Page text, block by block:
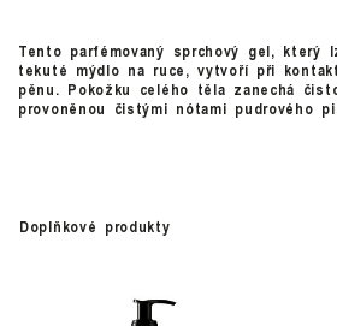
Tento parfémovaný sprchový gel, který
tekuté mýdlo na ruce, vytvoří při
pěnu. Pokožku celého těla zanechá
provoněnou čistými nótami pudrového
Doplňkové produkty